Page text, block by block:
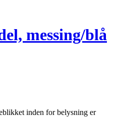
messing/blå
inden for belysning er